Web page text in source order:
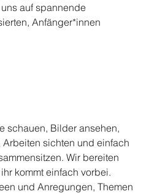
auf spannende
Anfänger*innen
schauen, Bilder ansehen,
sichten und einfach
Wir bereiten
kommt einfach vorbei.
und Anregungen, Themen